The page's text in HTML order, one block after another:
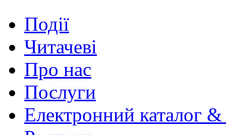
Події
Читачеві
Про нас
Послуги
Електронний каталог